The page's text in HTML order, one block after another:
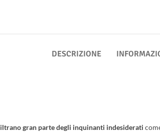
DESCRIZIONE
gran parte degli inquinanti indesiderati